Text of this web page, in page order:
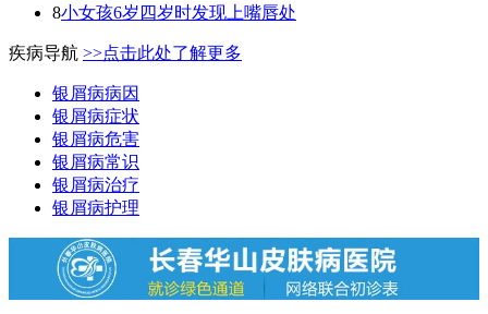
8小女孩6岁四岁时发现上嘴唇处
疾病导航 >>点击此处了解更多
银屑病病因
银屑病症状
银屑病危害
银屑病常识
银屑病治疗
银屑病护理